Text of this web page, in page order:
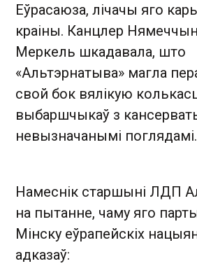
Еўрасаюза, лічачы яго
краіны. Канцлер
Меркель шкадавала, што
«Альтэрнатыва» магла
свой бок вялікую
выбаршчыкаў з
невызначанымі поглядамі.
Намеснік старшыні ЛДП
на пытанне, чаму яго
Мінску еўрапейскіх
адказаў: